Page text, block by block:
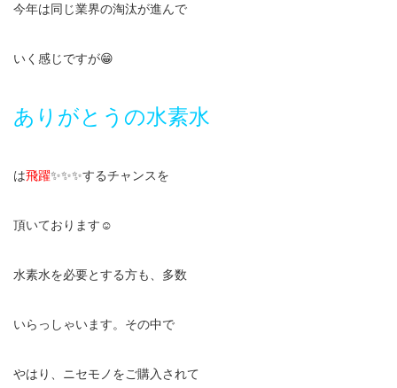
今年は同じ業界の淘汰が進んで
いく感じですが😁
ありがとうの水素水
は飛躍✨✨✨するチャンスを
頂いております☺️
水素水を必要とする方も、多数
いらっしゃいます。その中で
やはり、ニセモノをご購入されて